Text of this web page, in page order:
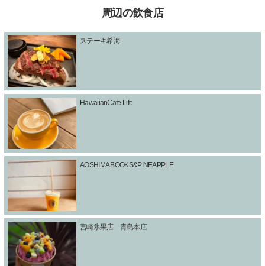
周辺の飲食店
ステーキ希海
HawaiianCafe Life
AOSHIMA BOOKS&PINEAPPLE
宮崎氷果店 青島本店